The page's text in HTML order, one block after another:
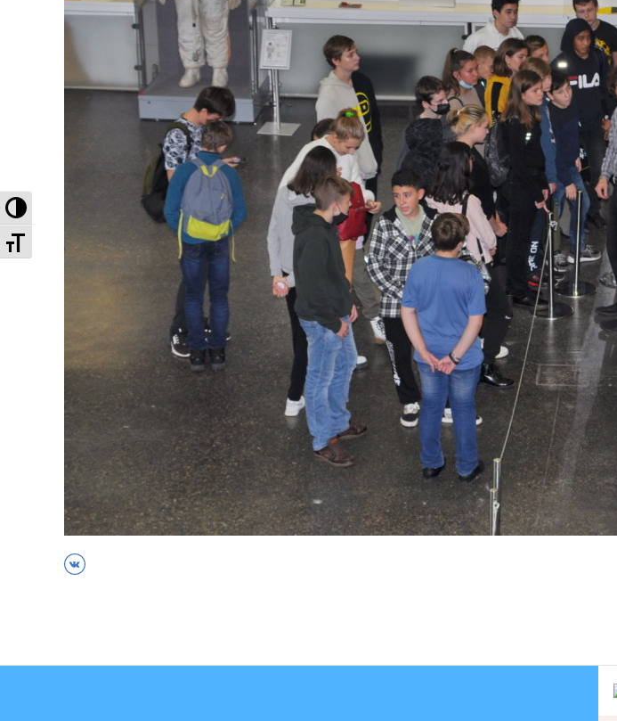
Высокая контрастность
Увеличенный шрифт
ВКонтакте